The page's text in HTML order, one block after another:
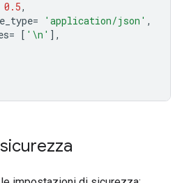
0.5,
= 'application/json' ,
= [ ' \n ' ],